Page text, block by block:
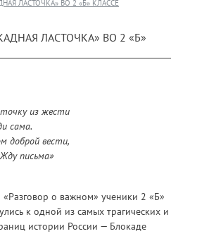
ЛАСТОЧКА» ВО 2 «Б» КЛАССЕ
ЛАСТОЧКА» ВО 2 «Б»
из жести
сама.
доброй вести,
письма»
о важном» ученики 2 «Б»
к одной из самых трагических и
истории России — Блокаде